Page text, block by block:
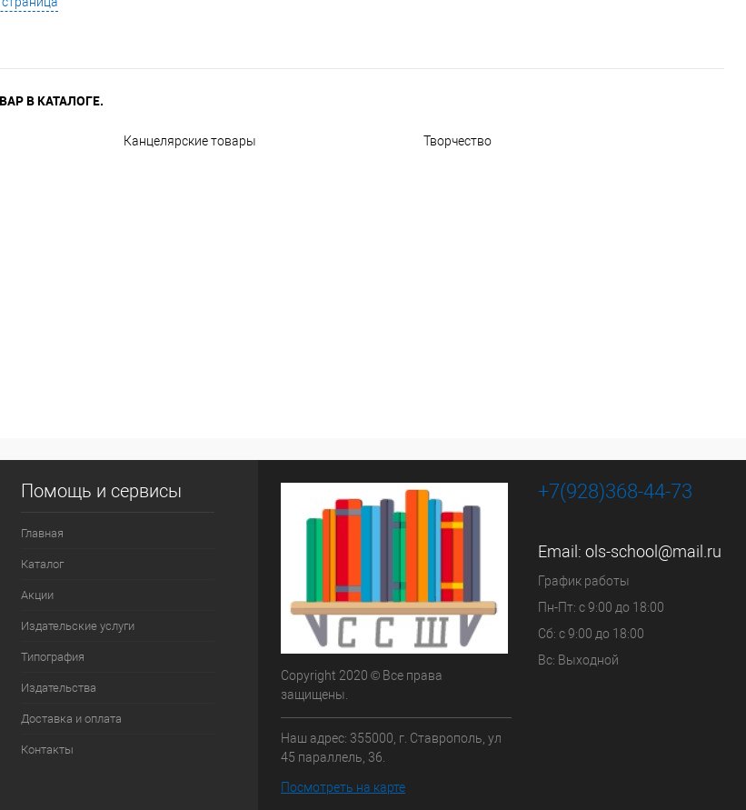
В КАТАЛОГЕ.
Канцелярские товары Творчество
Помощь и сервисы
Главная
Каталог
Акции
Издательские услуги
Типография
Издательства
Доставка и оплата
Контакты
Copyright 2020 © Все права
защищены.
Наш адрес: 355000, г. Ставрополь, ул
45 параллель, 36.
Посмотреть на карте
+7(928)368-44-73
Email: ols-school@mail.ru
График работы
Пн-Пт: с 9:00 до 18:00
Сб: с 9:00 до 18:00
Вс: Выходной